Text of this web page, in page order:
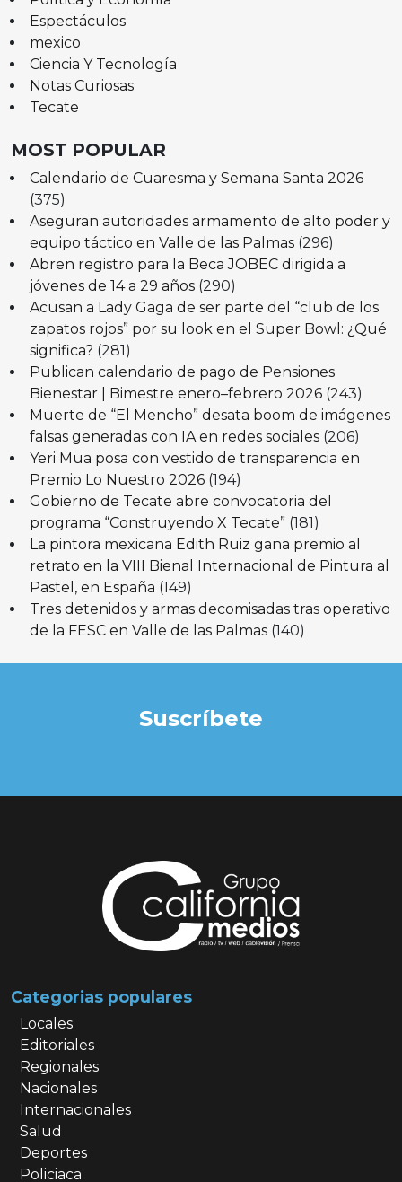
Espectáculos
mexico
Ciencia Y Tecnología
Notas Curiosas
Tecate
MOST POPULAR
Calendario de Cuaresma y Semana Santa 2026
(375)
Aseguran autoridades armamento de alto poder y
equipo táctico en Valle de las Palmas (296)
Abren registro para la Beca JOBEC dirigida a
jóvenes de 14 a 29 años (290)
Acusan a Lady Gaga de ser parte del “club de los
zapatos rojos” por su look en el Super Bowl: ¿Qué
significa? (281)
Publican calendario de pago de Pensiones
Bienestar | Bimestre enero–febrero 2026 (243)
Muerte de “El Mencho” desata boom de imágenes
falsas generadas con IA en redes sociales (206)
Yeri Mua posa con vestido de transparencia en
Premio Lo Nuestro 2026 (194)
Gobierno de Tecate abre convocatoria del
programa “Construyendo X Tecate” (181)
La pintora mexicana Edith Ruiz gana premio al
retrato en la VIII Bienal Internacional de Pintura al
Pastel, en España (149)
Tres detenidos y armas decomisadas tras operativo
de la FESC en Valle de las Palmas (140)
Suscríbete
Categorias populares
Locales
Editoriales
Regionales
Nacionales
Internacionales
Salud
Deportes
Policiaca